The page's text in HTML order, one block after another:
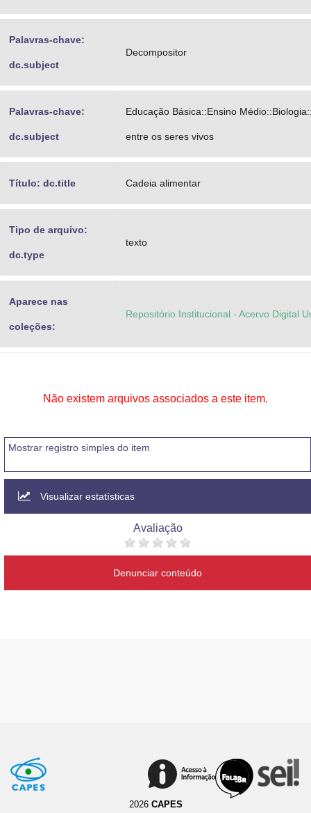
Palavras-chave:
dc.subject
Decompositor
Palavras-chave:
dc.subject
Educação Básica::Ensino
entre os seres vivos
Título: dc.title Cadeia alimentar
Tipo de arquivo:
dc.type
texto
Aparece nas
coleções:
Repositório Institucional - Acervo Digital
Não existem arquivos associados a este item.
Mostrar registro simples do item
Visualizar estatísticas
Avaliação
Denunciar conteúdo
2026 CAPES